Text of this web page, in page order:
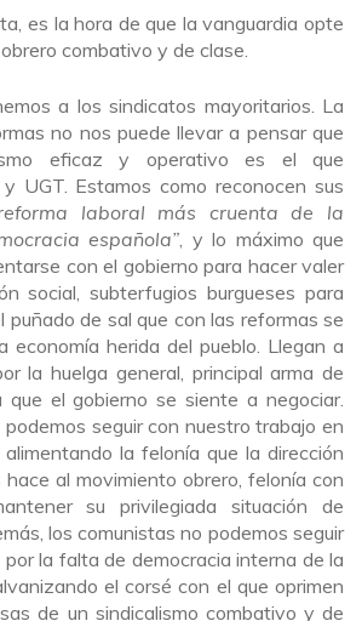
es la hora de que la vanguardia opte
combativo y de clase.
a los sindicatos mayoritarios. La
no nos puede llevar a pensar que
eficaz y operativo es el que
UGT. Estamos como reconocen sus
laboral más cruenta de la
española”, y lo máximo que
con el gobierno para hacer valer
social, subterfugios burgueses para
puñado de sal que con las reformas se
economía herida del pueblo. Llegan a
la huelga general, principal arma de
que el gobierno se siente a negociar.
seguir con nuestro trabajo en
la felonía que la dirección
al movimiento obrero, felonía con
su privilegiada situación de
los comunistas no podemos seguir
la falta de democracia interna de la
el corsé con el que oprimen
de un sindicalismo combativo y de